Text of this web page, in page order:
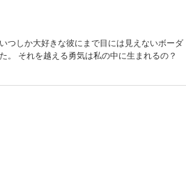
つしか大好きな彼にまで目には見えないボーダ
。 それを越える勇気は私の中に生まれるの？